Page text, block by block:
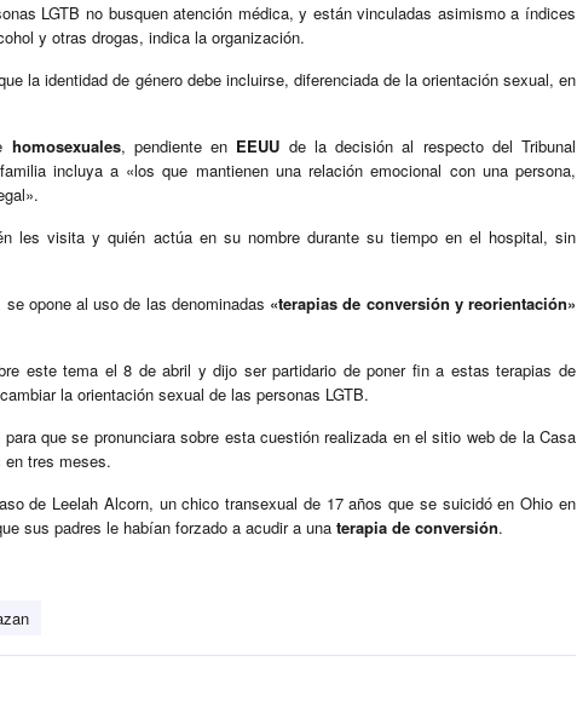
LGTB no busquen atención médica, y están vinculadas asimismo a índices
y otras drogas, indica la organización.
la identidad de género debe incluirse, diferenciada de la orientación sexual, en
homosexuales, pendiente en EEUU de la decisión al respecto del Tribunal
incluya a «los que mantienen una relación emocional con una persona,
les visita y quién actúa en su nombre durante su tiempo en el hospital, sin
opone al uso de las denominadas «terapias de conversión y reorientación»
este tema el 8 de abril y dijo ser partidario de poner fin a estas terapias de
la orientación sexual de las personas LGTB.
que se pronunciara sobre esta cuestión realizada en el sitio web de la Casa
en tres meses.
de Leelah Alcorn, un chico transexual de 17 años que se suicidó en Ohio en
sus padres le habían forzado a acudir a una terapia de conversión.